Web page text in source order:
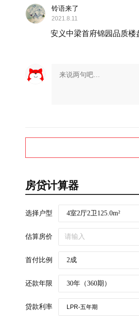
铃语来了
2021.8.11
安义中梁首府锦园品质
房贷计算器
选择户型
估算房价
首付比例
还款年限
贷款利率